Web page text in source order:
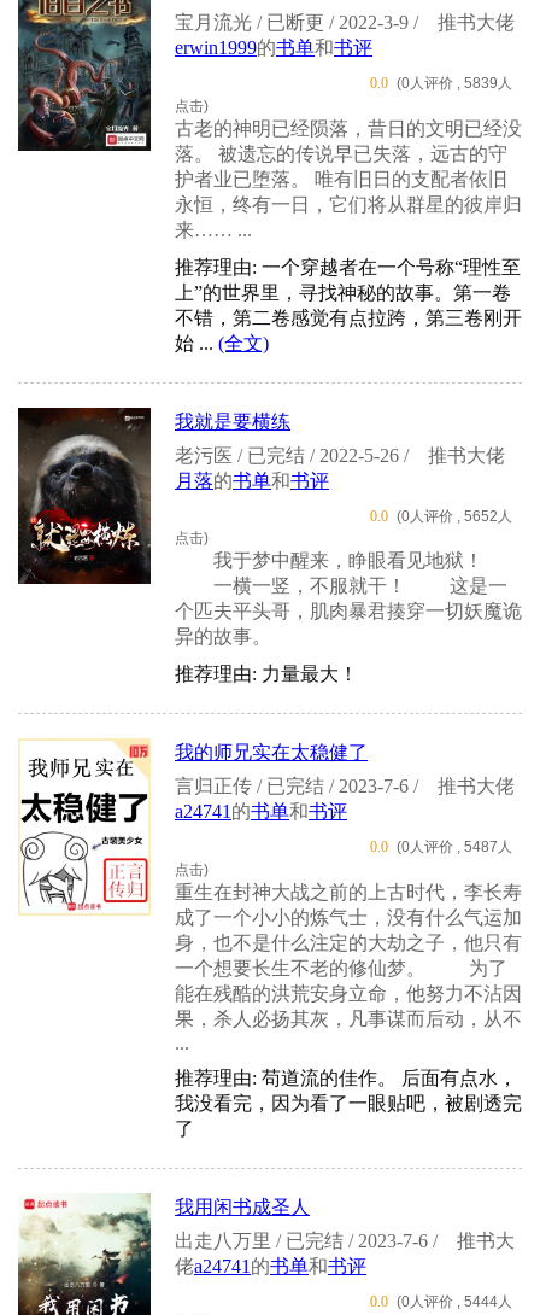
宝月流光 / 已断更 / 2022-3-9 /
推书大佬
erwin1999的书单和书评
0.0 (0人评价 , 5839人
点击)
古老的神明已经陨落，昔日的文明已经没
落。 被遗忘的传说早已失落，远古的守
护者业已堕落。 唯有旧日的支配者依旧
永恒，终有一日，它们将从群星的彼岸归
来…… ...
推荐理由: 一个穿越者在一个号称“理性至
上”的世界里，寻找神秘的故事。第一卷
不错，第二卷感觉有点拉跨，第三卷刚开
始 ... (全文)
我就是要横练
老污医 / 已完结 / 2022-5-26 /
推书大佬
月落的书单和书评
0.0 (0人评价 , 5652人
点击)
我于梦中醒来，睁眼看见地狱！
一横一竖，不服就干！ 这是一
个匹夫平头哥，肌肉暴君揍穿一切妖魔诡
异的故事。
推荐理由: 力量最大！
我的师兄实在太稳健了
言归正传 / 已完结 / 2023-7-6 /
推书大佬
a24741的书单和书评
0.0 (0人评价 , 5487人
点击)
重生在封神大战之前的上古时代，李长寿
成了一个小小的炼气士，没有什么气运加
身，也不是什么注定的大劫之子，他只有
一个想要长生不老的修仙梦。 为了
能在残酷的洪荒安身立命，他努力不沾因
果，杀人必扬其灰，凡事谋而后动，从不
...
推荐理由: 苟道流的佳作。 后面有点水，
我没看完，因为看了一眼贴吧，被剧透完
了
我用闲书成圣人
出走八万里 / 已完结 / 2023-7-6 /
推书大
佬a24741 的书单和书评
0.0 (0人评价 , 5444人